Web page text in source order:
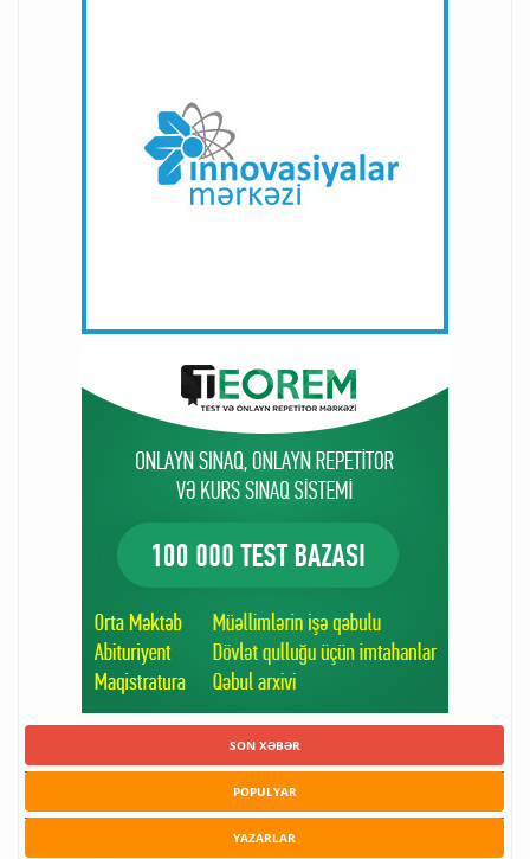
SON XƏBƏR
POPULYAR
YAZARLAR